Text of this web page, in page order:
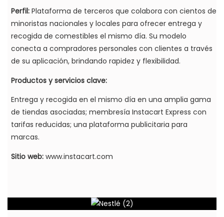
Perfil:Plataforma de terceros que colabora con cientos de
minoristas nacionales y locales para ofrecer entrega y
recogida de comestibles el mismo día. Su modelo
conecta a compradores personales con clientes a través
de su aplicación, brindando rapidez y flexibilidad.
Productos y servicios clave:
Entrega y recogida en el mismo día en una amplia gama
de tiendas asociadas; membresía Instacart Express con
tarifas reducidas; una plataforma publicitaria para
marcas.
Sitio web: www.instacart.com